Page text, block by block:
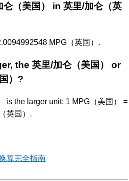
（美国） in 英里/加仑（英
MPG（英国）.
the 英里/加仑（美国） or
）?
is the larger unit: 1 MPG（美国） =
英国）.
算完全指南